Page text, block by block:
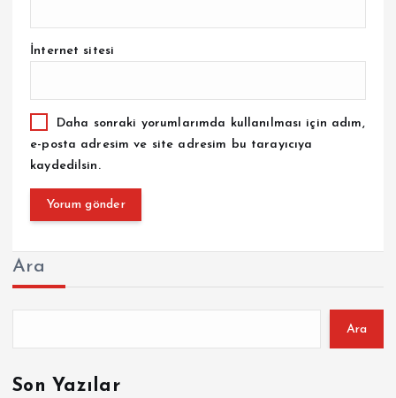
İnternet sitesi
Daha sonraki yorumlarımda kullanılması için adım,
e-posta adresim ve site adresim bu tarayıcıya
kaydedilsin.
Ara
Ara
Son Yazılar